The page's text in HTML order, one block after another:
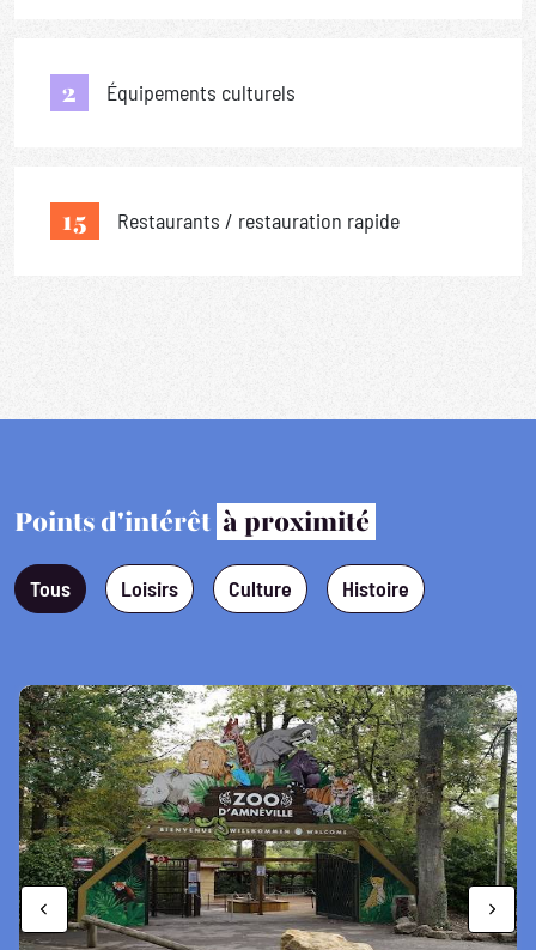
2 Équipements culturels
15 Restaurants / restauration rapide
Points d'intérêt à proximité
Tous Loisirs Culture Histoire
Previous Next